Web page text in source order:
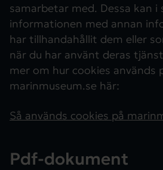
samarbetar med. Dessa kan
informationen med annan
har tillhandahållit dem eller
när du har använt deras
mer om hur cookies används
marinmuseum.se här:
Så används cookies på
Pdf-dokument